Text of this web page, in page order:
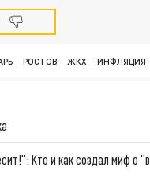
РОСТОВ ЖКХ ИНФЛЯЦИЯ
Кто и как создал миф о